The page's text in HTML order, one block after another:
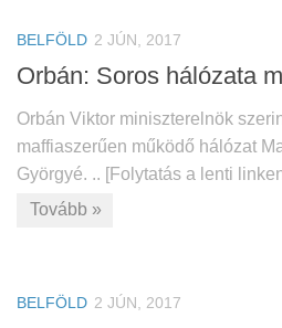
BELFÖLD 2 JÚN, 2017
Orbán: Soros hálózata
Orbán Viktor miniszterelnök
maffiaszerűen működő hálózat
Györgyé. .. [Folytatás a lenti
Tovább »
BELFÖLD 2 JÚN, 2017